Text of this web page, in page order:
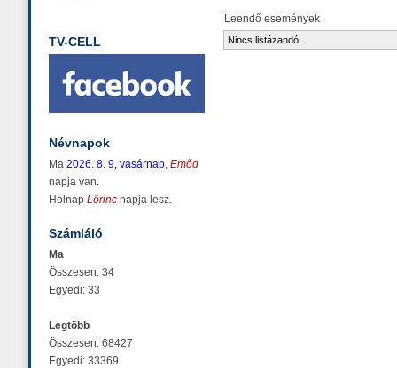
TV-CELL
Névnapok
Ma 2026. 8. 9, vasárnap, Emőd
napja van.
Holnap Lörinc napja lesz.
Számláló
Ma
Összesen: 34
Egyedi: 33
Legtöbb
Összesen: 68427
Egyedi: 33369
Leendő események
Nincs listázandó.